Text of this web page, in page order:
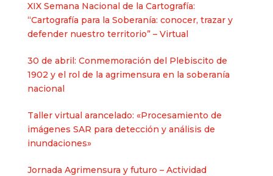
XIX Semana Nacional de la Cartografía:
“Cartografía para la Soberanía: conocer, trazar y
defender nuestro territorio” – Virtual
30 de abril: Conmemoración del Plebiscito de
1902 y el rol de la agrimensura en la soberanía
nacional​
Taller virtual arancelado: «Procesamiento de
imágenes SAR para detección y análisis de
inundaciones»
Jornada Agrimensura y futuro – Actividad